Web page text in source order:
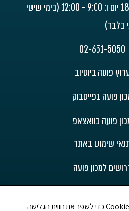
יום א - ה: 9:00 - 18:00 יום ו: 9:00 - 12:00 (בימי שישי
בלבד)
02-651-5050
פועה ביוטיוב
פועה בפייסבוק
פועה בוואצאפ
שימוש באתר
למכון פועה
אברדם ז"ל ת.נ.צ.ב.ה.
אנו משתמשים בקובצי Cookie כדי לשפר את חווית הגלישה